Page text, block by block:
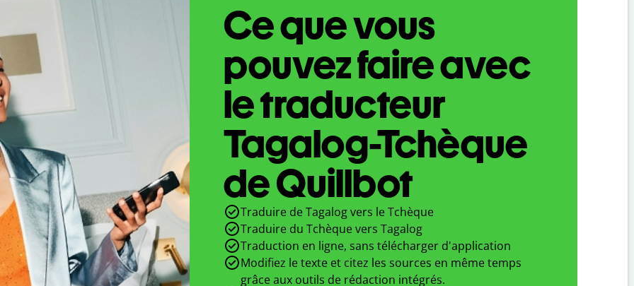
Ce que vous
pouvez faire avec
le traducteur
Tagalog-Tchèque
de Quillbot
Traduire de Tagalog vers le Tchèque
Traduire du Tchèque vers Tagalog
Traduction en ligne, sans télécharger d'application
Modifiez le texte et citez les sources en même temps
grâce aux outils de rédaction intégrés.